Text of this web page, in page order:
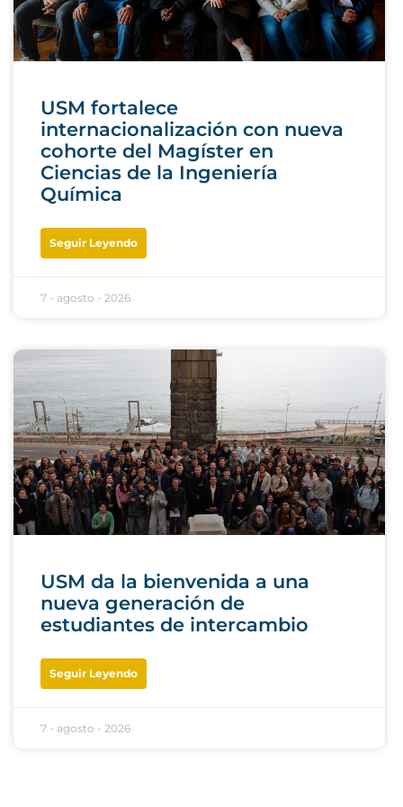
USM fortalece
internacionalización con nueva
cohorte del Magíster en
Ciencias de la Ingeniería
Química
Seguir Leyendo
7 - agosto - 2026
USM da la bienvenida a una
nueva generación de
estudiantes de intercambio
Seguir Leyendo
7 - agosto - 2026